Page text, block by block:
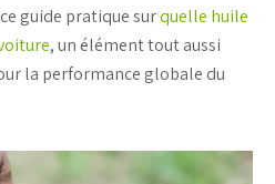
guide pratique surquelle huile
, un élément tout aussi
la performance globale du